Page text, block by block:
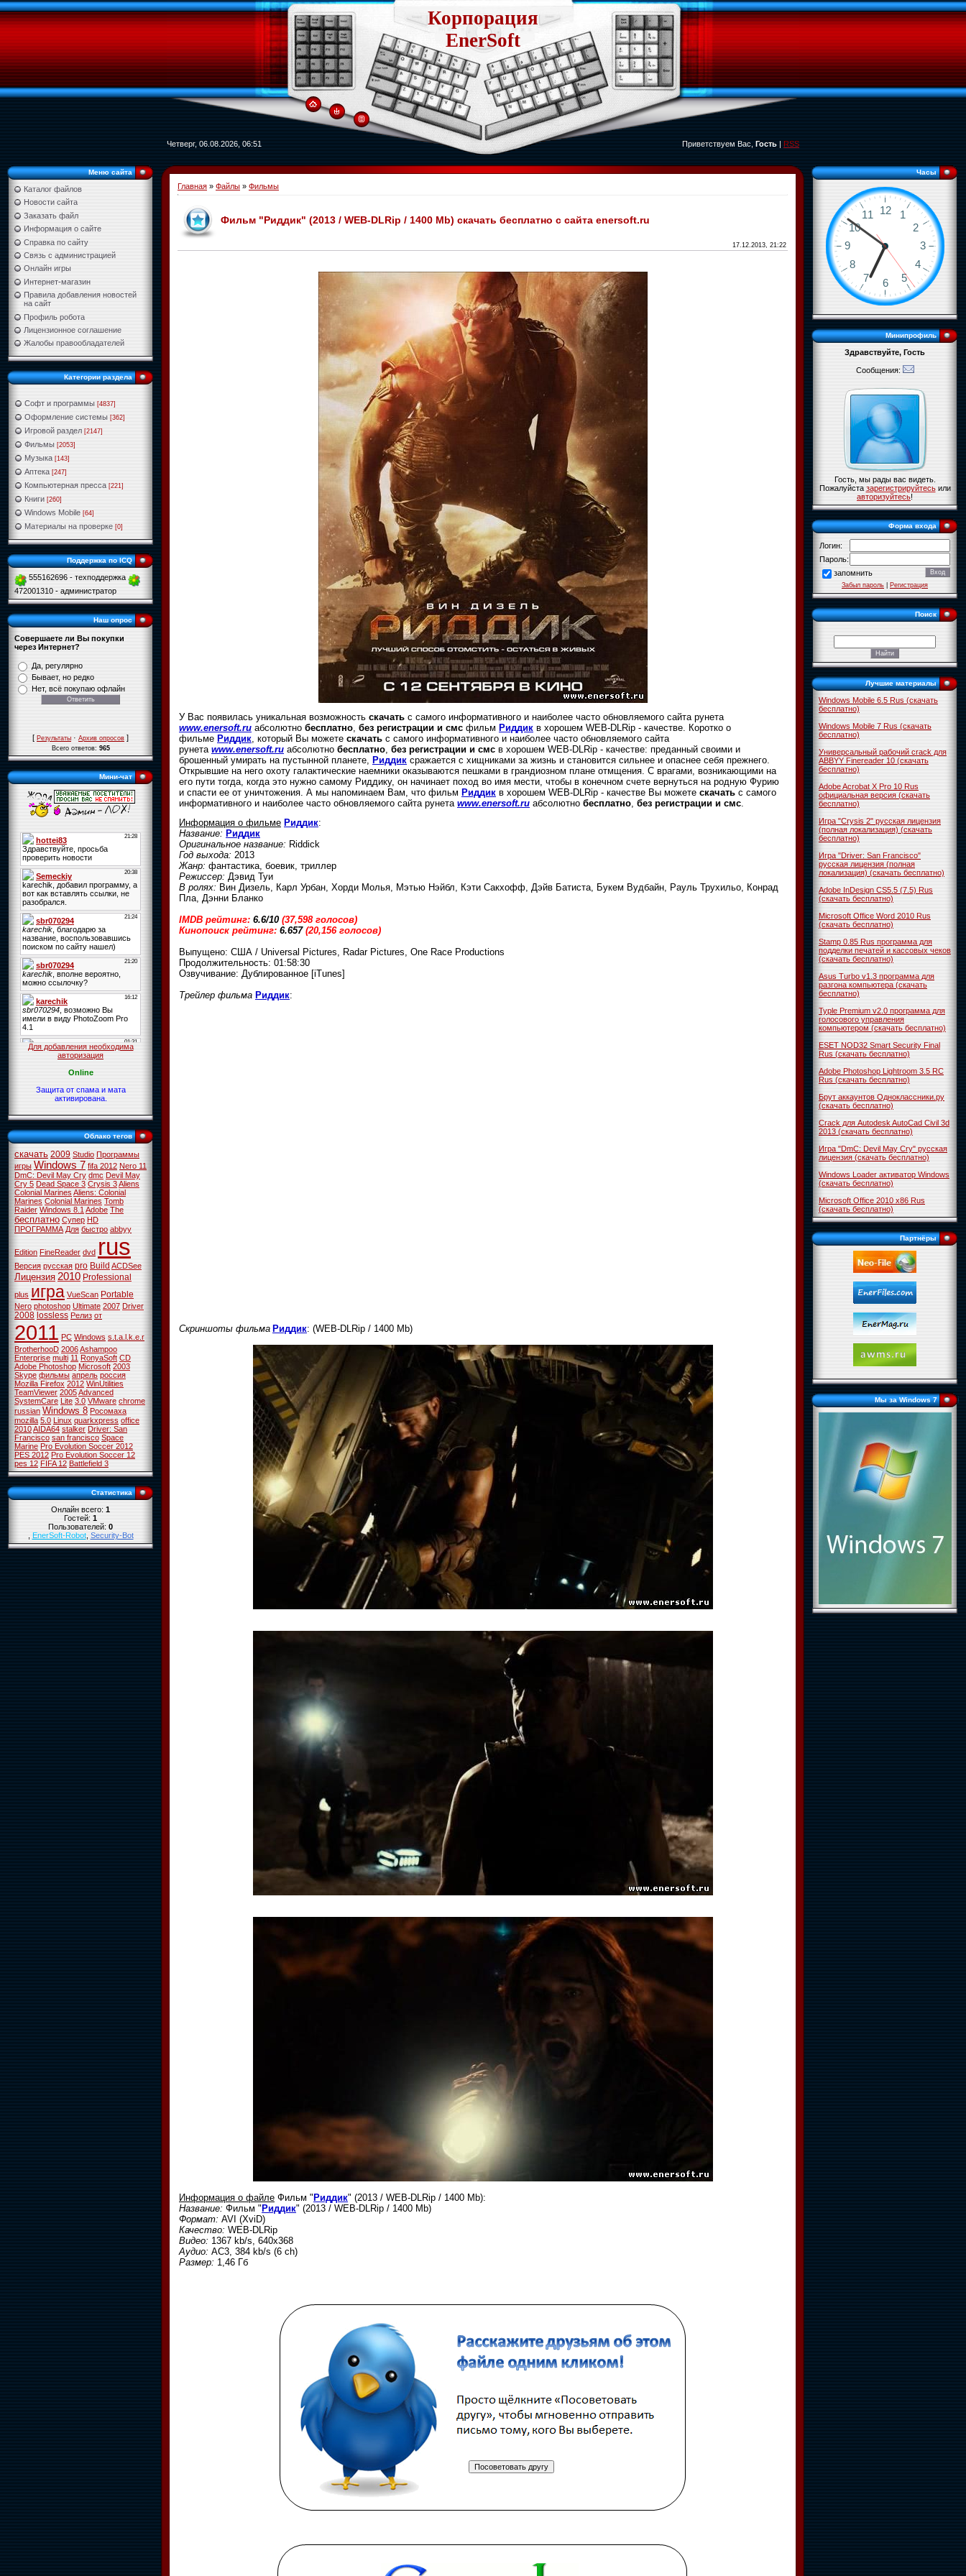
Корпорация
EnerSoft
Четверг, 06.08.2026, 06:51 Приветствуем Вас, Гость|RSS
Меню сайта
Каталог файлов
Новости сайта
Заказать файл
Информация о сайте
Справка по сайту
Связь с администрацией
Онлайн игры
Интернет-магазин
Правила добавления новостей
на сайт
Профиль робота
Лицензионное соглашение
Жалобы правообладателей
Категории раздела
Софт и программы [4837]
Оформление системы [362]
Игровой раздел [2147]
Фильмы [2053]
Музыка [143]
Аптека [247]
Компьютерная пресса [221]
Книги [260]
Windows Mobile [64]
Материалы на проверке [0]
Поддержка по ICQ
555162696 - техподдержка
472001310 - администратор
Наш опрос
Совершаете ли Вы покупки
через Интернет?
Да, регулярно
Бывает, но редко
Нет, всё покупаю офлайн
[Результаты·Архив опросов]
Всего ответов:965
Мини-чат
Для добавления необходима
авторизация
Online
Защита от спама и мата
активирована.
Облако тегов
скачать 2009 Studio Программы
игры Windows 7 fifa 2012 Nero 11
DmC: Devil May Cry dmc Devil May
Cry 5 Dead Space 3 Crysis 3Aliens
Colonial MarinesAliens: Colonial
Marines Colonial Marines Tomb
Raider Windows 8.1Adobe The
бесплатно Супер HD
ПРОГРАММА Для быстро abbyy
Edition FineReader dvd rus
Версия русская pro BuildACDSee
Лицензия 2010 Professional
plus игра VueScan Portable
Nero photoshop Ultimate 2007 Driver
2008 lossless Релиз от
2011 PC Windows s.t.a.l.k.e.r
BrotherhooD 2006Ashampoo
Enterprise multi 11 RonyaSoft CD
Adobe Photoshop Microsoft 2003
Skype фильмы апрель россия
Mozilla Firefox 2012 WinUtilities
TeamViewer 2005Advanced
SystemCare Lite 3.0 VMware chrome
russian Windows 8 Росомаха
mozilla 5.0 Linux quarkxpress office
2010AIDA64 stalker Driver: San
Francisco san francisco Space
Marine Pro Evolution Soccer 2012
PES 2012 Pro Evolution Soccer 12
pes 12 FIFA 12 Battlefield 3
Статистика
Онлайн всего:1
Гостей:1
Пользователей:0
,EnerSoft-Robot,Security-Bot
Главная » Файлы » Фильмы
Фильм "Риддик" (2013 / WEB-DLRip / 1400 Mb) скачать бесплатно с сайта enersoft.ru
17.12.2013, 21:22
У Вас появилась уникальная возможность скачать с самого информативного и наиболее часто обновляемого сайта рунета
www.enersoft.ru абсолютно бесплатно без регистрации и смс фильм Риддик в хорошем WEB-DLRip - качестве. Коротко о
фильме Риддик , который Вы можете скачать с самого информативного и наиболее часто обновляемого сайта
рунета www.enersoft.ru абсолютно бесплатно без регистрации и смс в хорошем WEB-DLRip - качестве: преданный своими и
брошенный умирать на пустынной планете, Риддик сражается с хищниками за жизнь и становится сильнее и опаснее себя прежнего.
Открывшие на него охоту галактические наемники оказываются пешками в грандиозном плане отмщения. С врагами, возникающими на
его пути тогда, когда это нужно самому Риддику, он начинает поход во имя мести, чтобы в конечном счете вернуться на родную Фурию
и спасти ее от уничтожения. А мы напоминаем Вам, что фильм Риддик в хорошем WEB-DLRip - качестве Вы можете скачать с самого
информативного и наиболее часто обновляемого сайта рунета www.enersoft.ru абсолютно бесплатно без регистрации и смс
Информация о фильме Риддик:
Название: Риддик
Оригинальное название: Riddick
Год выхода: 2013
Жанр: фантастика, боевик, триллер
Режиссер: Дэвид Туи
В ролях: Вин Дизель, Карл Урбан, Хорди Молья, Мэтью Нэйбл, Кэти Сакхофф, Дэйв Батиста, Букем Вудбайн, Рауль Трухильо, Конрад
Пла, Дэнни Бланко
IMDB рейтинг: 6.6/10 (37,598 голосов)
Кинопоиск рейтинг: 6.657(20,156 голосов)
Выпущено: США / Universal Pictures, Radar Pictures, One Race Productions
Продолжительность: 01:58:30
Озвучивание: Дублированное [iTunes]
Трейлер фильма Риддик:
Скриншоты фильма Риддик: (WEB-DLRip / 1400 Mb)
Информация о файле Фильм "Риддик" (2013 / WEB-DLRip / 1400 Mb):
Название: Фильм "Риддик" (2013 / WEB-DLRip / 1400 Mb)
Формат: AVI (XviD)
Качество: WEB-DLRip
Видео: 1367 kb/s, 640x368
Аудио: AC3, 384 kb/s (6 ch)
Размер: 1,46 Гб
Часы
Минипрофиль
Здравствуйте, Гость
Сообщения:
Гость, мы рады вас видеть.
Пожалуйстазарегистрируйтесьили
авторизуйтесь!
Форма входа
Логин:
Пароль:
запомнить
Забыл пароль|Регистрация
Поиск
Лучшие материалы
Windows Mobile 6.5 Rus (скачать
бесплатно)
Windows Mobile 7 Rus (скачать
бесплатно)
Универсальный рабочий crack для
ABBYY Finereader 10 (скачать
бесплатно)
Adobe Acrobat X Pro 10 Rus
официальная версия (скачать
бесплатно)
Игра "Crysis 2" русская лицензия
(полная локализация) (скачать
бесплатно)
Игра "Driver: San Francisco"
русская лицензия (полная
локализация) (скачать бесплатно)
Adobe InDesign CS5.5 (7.5) Rus
(скачать бесплатно)
Microsoft Office Word 2010 Rus
(скачать бесплатно)
Stamp 0.85 Rus программа для
подделки печатей и кассовых чеков
(скачать бесплатно)
Asus Turbo v1.3 программа для
разгона компьютера (скачать
бесплатно)
Typle Premium v2.0 программа для
голосового управления
компьютером (скачать бесплатно)
ESET NOD32 Smart Security Final
Rus (скачать бесплатно)
Adobe Photoshop Lightroom 3.5 RC
Rus (скачать бесплатно)
Брут аккаунтов Одноклассники.ру
(скачать бесплатно)
Crack для Autodesk AutoCad Civil 3d
2013 (скачать бесплатно)
Игра "DmC: Devil May Cry" русская
лицензия (скачать бесплатно)
Windows Loader активатор Windows
(скачать бесплатно)
Microsoft Office 2010 x86 Rus
(скачать бесплатно)
Партнёры
Мы за Windows 7